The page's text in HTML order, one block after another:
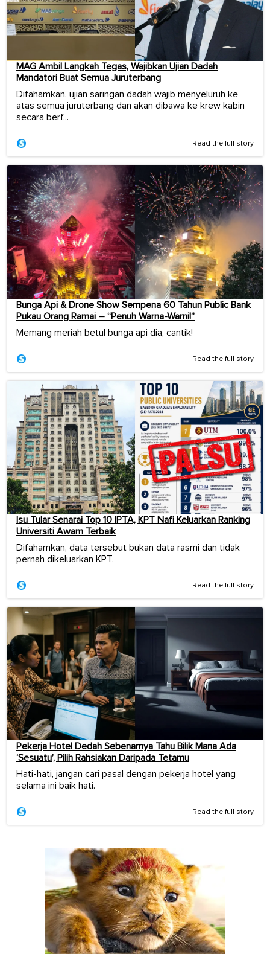
MAG Ambil Langkah Tegas, Wajibkan Ujian Dadah
Mandatori Buat Semua Juruterbang
Difahamkan, ujian saringan dadah wajib menyeluruh ke
atas semua juruterbang dan akan dibawa ke krew kabin
secara berf...
Read the full story
Bunga Api & Drone Show Sempena 60 Tahun Public Bank
Pukau Orang Ramai – “Penuh Warna-Warni!”
Memang meriah betul bunga api dia, cantik!
Read the full story
Isu Tular Senarai Top 10 IPTA, KPT Nafi Keluarkan Ranking
Universiti Awam Terbaik
Difahamkan, data tersebut bukan data rasmi dan tidak
pernah dikeluarkan KPT.
Read the full story
Pekerja Hotel Dedah Sebenarnya Tahu Bilik Mana Ada
‘Sesuatu’, Pilih Rahsiakan Daripada Tetamu
Hati-hati, jangan cari pasal dengan pekerja hotel yang
selama ini baik hati.
Read the full story